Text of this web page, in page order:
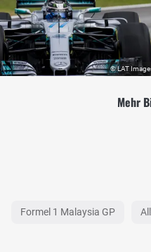
Mehr
Formel 1 Malaysia GP